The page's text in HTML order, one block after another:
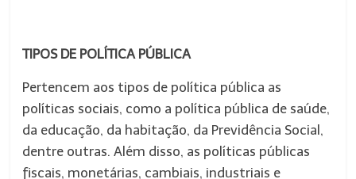
TIPOS DE POLÍTICA PÚBLICA
Pertencem aos tipos de política pública as
políticas sociais, como a política pública de saúde,
da educação, da habitação, da Previdência Social,
dentre outras. Além disso, as políticas públicas
fiscais, monetárias, cambiais, industriais e